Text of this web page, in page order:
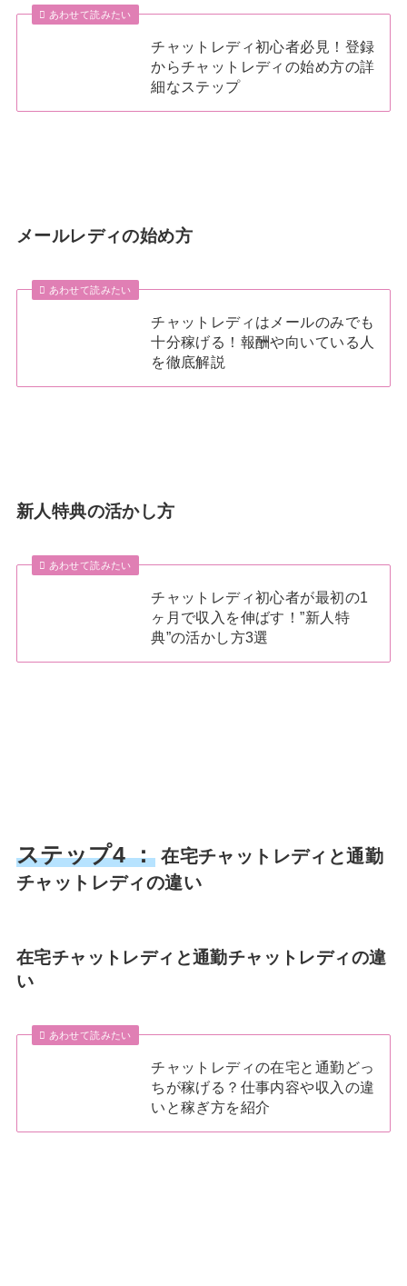
あわせて読みたい
チャットレディ初心者必見！登録
からチャットレディの始め方の詳
細なステップ
メールレディの始め方
あわせて読みたい
チャットレディはメールのみでも
十分稼げる！報酬や向いている人
を徹底解説
新人特典の活かし方
あわせて読みたい
チャットレディ初心者が最初の1
ヶ月で収入を伸ばす！”新人特
典”の活かし方3選
ステップ4 ：在宅チャットレディと通勤
チャットレディの違い
在宅チャットレディと通勤チャットレディの違
い
あわせて読みたい
チャットレディの在宅と通勤どっ
ちが稼げる？仕事内容や収入の違
いと稼ぎ方を紹介